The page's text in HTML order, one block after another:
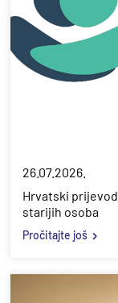
26.07.2026.
Hrvatski
starijih osoba
Pročitajte još